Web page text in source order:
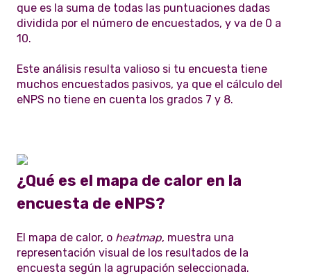
que es la suma de todas las puntuaciones dadas
dividida por el número de encuestados, y va de 0 a
10.
Este análisis resulta valioso si tu encuesta tiene
muchos encuestados pasivos, ya que el cálculo del
eNPS no tiene en cuenta los grados 7 y 8.
¿Qué es el mapa de calor en la
encuesta de eNPS?
El mapa de calor, o heatmap, muestra una
representación visual de los resultados de la
encuesta según la agrupación seleccionada.